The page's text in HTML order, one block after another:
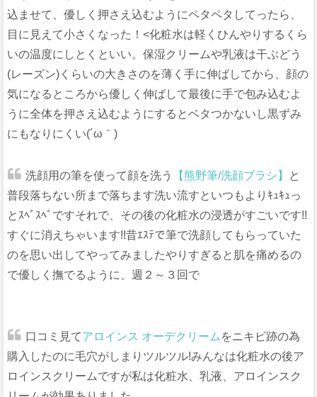
込ませて、優しく押さえ込むようにペタペタしてったら、
目に見えて小さくなった！<化粧水は軽くひんやりするくら
いの温度にしとくといい。保湿クリームや乳液は干ぶどう
(レーズン)くらいの大きさのを薄く手に伸ばしてから、顔の
気になるところから優しく伸ばして最後に手で包み込むよ
うに全体を押さえ込むようにするとベタつかないし黒ずみ
にもなりにくい(´ω｀)
洗顔用の筆を使って顔を洗う 【熊野筆/洗顔ブラシ】
と
普段落ちない所まで落ちます洗い流すといつもよりｷｭｷｭっ
とｽﾍﾞｽﾍﾞですそれで、その後の化粧水の浸透がすごいです!!
すぐに消えちゃいます!!昔ｴｽﾃで筆で洗顔してもらっていた
のを思い出してやってみましたやりすぎると肌を痛めるの
で優しく撫でるように、週２～３回で
口コミ見てアロインス オーデクリーム をニキビ跡の為
購入したのに毛穴がしまりツルツル!みんなは化粧水の後ア
ロインスクリームですが私は化粧水、乳液、アロインスク